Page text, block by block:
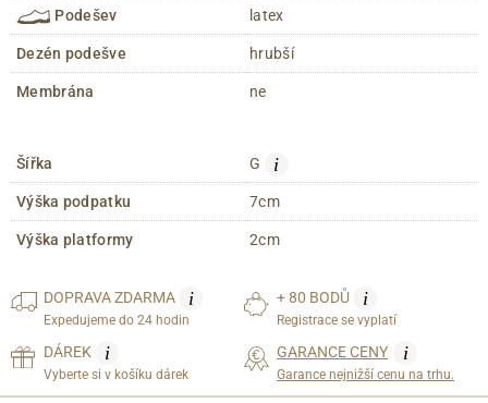
Podešev latex
Dezén podešve hrubší
Membrána ne
Šířka G i
Výška podpatku 7cm
Výška platformy 2cm
DOPRAVAZDARMA i
Expedujeme do 24 hodin
+ 80 BODŮ i
Registrace se vyplatí
DÁREK i
Vyberte si v košíku dárek
GARANCE CENY i
Garance nejnižší cenu na trhu.